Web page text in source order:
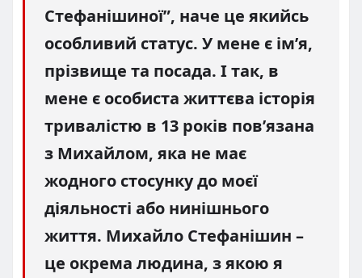
Стефанішиної”, наче це якийсь
особливий статус. У мене є ім’я,
прізвище та посада. І так, в
мене є особиста життєва історія
тривалістю в 13 років пов’язана
з Михайлом, яка не має
жодного стосунку до моєї
діяльності або нинішнього
життя. Михайло Стефанішин –
це окрема людина, з якою я